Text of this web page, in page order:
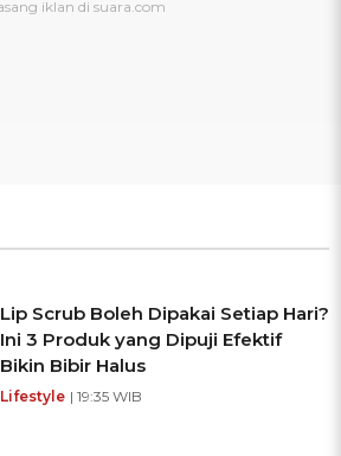
Lip Scrub Boleh Dipakai Setiap Hari?
Ini 3 Produk yang Dipuji Efektif
Bikin Bibir Halus
Lifestyle | 19:35 WIB